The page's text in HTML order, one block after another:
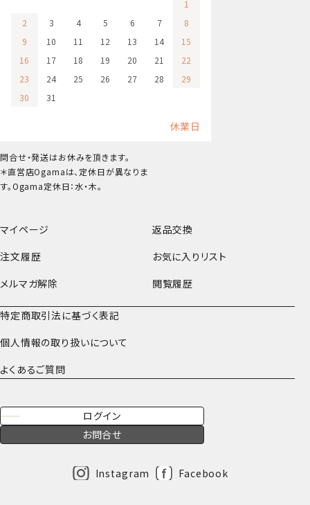
マイページ
返品交換
注文履歴
お気に入りリスト
メルマガ解除
閲覧履歴
特定商取引法に基づく表記
個人情報の取り扱いについて
よくあるご質問
ログイン
お問合せ
Instagram Facebook
1
2
3 4 5 6 7
8
9
10 11 12 13 14
15
16
17 18 19 20 21
22
23
24 25 26 27 28
29
30
31
休業日
問合せ・発送はお休みを頂きます。
＊直営店Ogamaは、定休日が異なりま
す。Ogama定休日：水・木。